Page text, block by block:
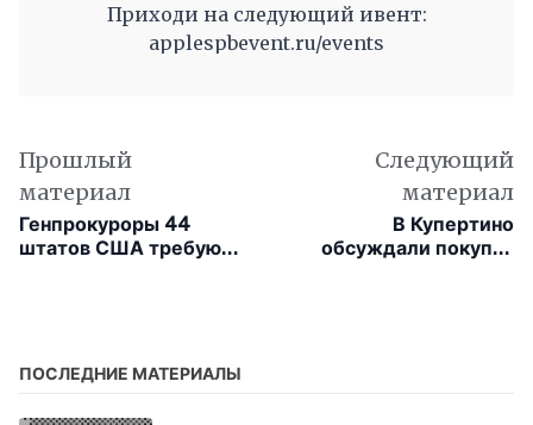
Приходи на следующий ивент:
applespbevent.ru/events
Прошлый
материал
Генпрокуроры 44
штатов США требуют
Следующий
материал
В Купертино
обсуждали покупку
ПОСЛЕДНИЕ МАТЕРИАЛЫ